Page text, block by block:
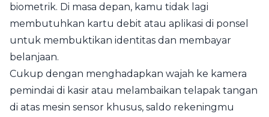
biometrik. Di masa depan, kamu tidak lagi
membutuhkan kartu debit atau aplikasi di ponsel
untuk membuktikan identitas dan membayar
belanjaan.
Cukup dengan menghadapkan wajah ke kamera
pemindai di kasir atau melambaikan telapak tangan
di atas mesin sensor khusus, saldo rekeningmu